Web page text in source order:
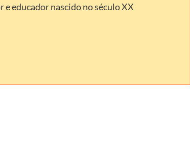
educador nascido no século XX